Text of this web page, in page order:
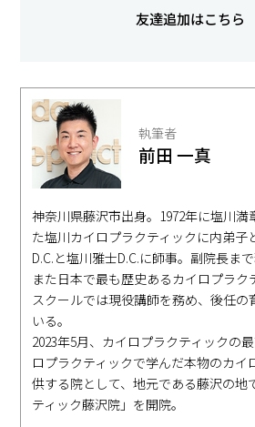
友達追加はこちら
執筆者
前田 一真
神奈川県藤沢市出身。1972年に塩川満
た塩川カイロプラクティックに内弟子
D.C.と塩川雅士D.C.に師事。副院長まで
また日本で最も歴史あるカイロプラク
スクールでは現役講師を務め、後任の
いる。
2023年5月、カイロプラクティックの
ロプラクティックで学んだ本物のカイ
供する院として、地元である藤沢の地
ティック藤沢院」を開院。